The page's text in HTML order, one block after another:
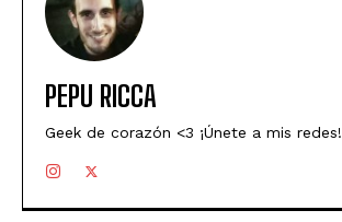
PEPU RICCA
Geek de corazón <3 ¡Únete a mis redes!